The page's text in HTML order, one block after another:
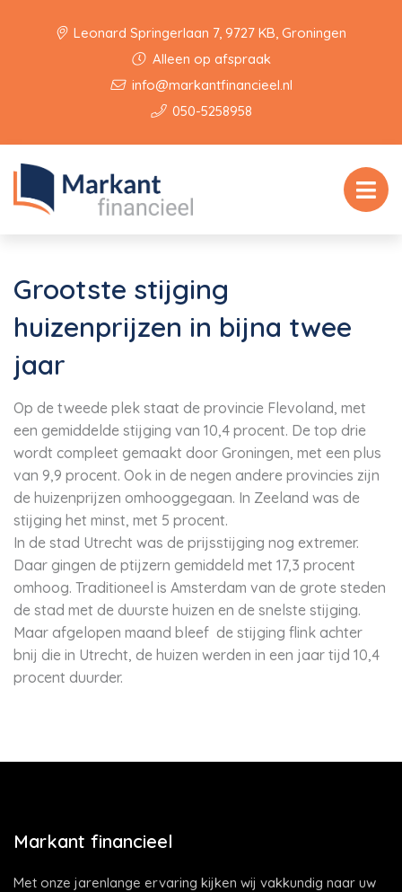
Leonard Springerlaan 7, 9727 KB, Groningen
Alleen op afspraak
info@markantfinancieel.nl
050-5258958
Grootste stijging
huizenprijzen in bijna twee
jaar
Op de tweede plek staat de provincie Flevoland, met
een gemiddelde stijging van 10,4 procent. De top drie
wordt compleet gemaakt door Groningen, met een plus
van 9,9 procent. Ook in de negen andere provincies zijn
de huizenprijzen omhooggegaan. In Zeeland was de
stijging het minst, met 5 procent.
In de stad Utrecht was de prijsstijging nog extremer.
Daar gingen de ptijzern gemiddeld met 17,3 procent
omhoog. Traditioneel is Amsterdam van de grote steden
de stad met de duurste huizen en de snelste stijging.
Maar afgelopen maand bleef de stijging flink achter
bnij die in Utrecht, de huizen werden in een jaar tijd 10,4
procent duurder.
Markant financieel
Met onze jarenlange ervaring kijken wij vakkundig naar uw